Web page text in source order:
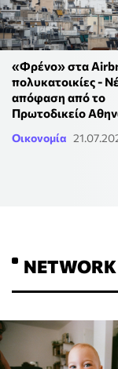
«Φρένο» στα
πολυκατοικίες -
απόφαση από το
Πρωτοδικείο
Οικονομία
NETWORK